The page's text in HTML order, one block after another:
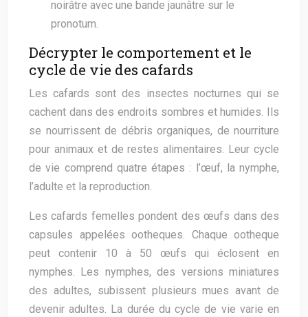
noirâtre avec une bande jaunâtre sur le
pronotum.
Décrypter le comportement et le
cycle de vie des cafards
Les cafards sont des insectes nocturnes qui se
cachent dans des endroits sombres et humides. Ils
se nourrissent de débris organiques, de nourriture
pour animaux et de restes alimentaires. Leur cycle
de vie comprend quatre étapes : l’œuf, la nymphe,
l’adulte et la reproduction.
Les cafards femelles pondent des œufs dans des
capsules appelées ootheques. Chaque ootheque
peut contenir 10 à 50 œufs qui éclosent en
nymphes. Les nymphes, des versions miniatures
des adultes, subissent plusieurs mues avant de
devenir adultes. La durée du cycle de vie varie en